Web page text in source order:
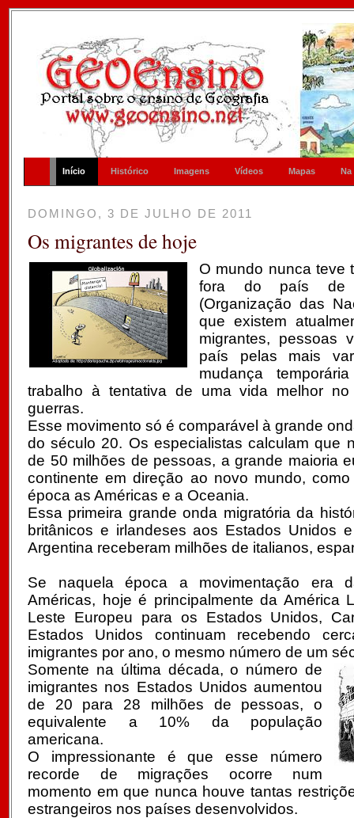
Início Histórico Imagens Vídeos Mapas Na
DOMINGO, 3 DE JULHO DE 2011
Os migrantes de hoje
O mundo nunca teve
fora do país de
(Organização das
que existem
migrantes, pessoas
país pelas mais
mudança
trabalho à tentativa de uma vida melhor
guerras.
Esse movimento só é comparável à grande
do século 20. Os especialistas calculam que
de 50 milhões de pessoas, a grande maioria
continente em direção ao novo mundo,
época as Américas e a Oceania.
Essa primeira grande onda migratória da
britânicos e irlandeses aos Estados Unidos
Argentina receberam milhões de italianos,
Se naquela época a movimentação era
Américas, hoje é principalmente da América
Leste Europeu para os Estados Unidos,
Estados Unidos continuam recebendo
imigrantes por ano, o mesmo número de um
Somente na última década, o número de
imigrantes nos Estados Unidos aumentou
de 20 para 28 milhões de pessoas, o
equivalente a 10% da população
americana.
O impressionante é que esse número
recorde de migrações ocorre num
momento em que nunca houve tantas
estrangeiros nos países desenvolvidos.